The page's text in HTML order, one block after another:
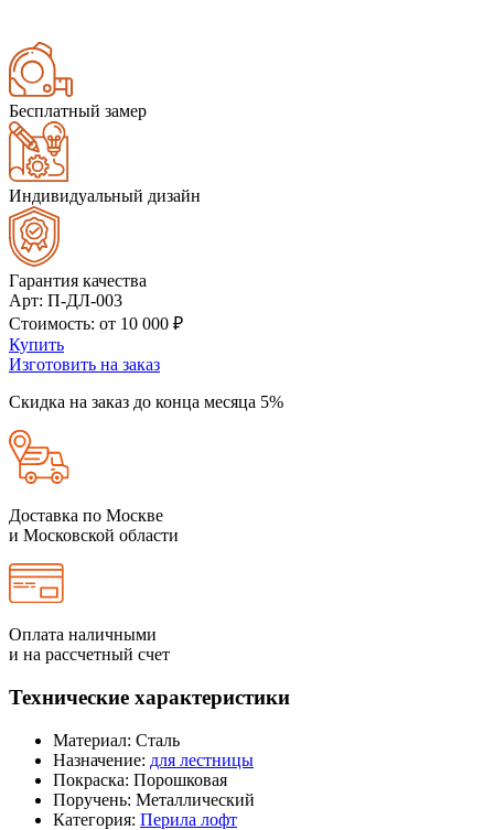
Бесплатный замер
Индивидуальный дизайн
Гарантия качества
Арт: П-ДЛ-003
Стоимость: от 10 000 ₽
Купить
Изготовить на заказ
Скидка на заказ до конца месяца 5%
Доставка по Москве
и Московской области
Оплата наличными
и на рассчетный счет
Технические характеристики
Материал: Сталь
Назначение: для лестницы
Покраска: Порошковая
Поручень: Металлический
Категория: Перила лофт